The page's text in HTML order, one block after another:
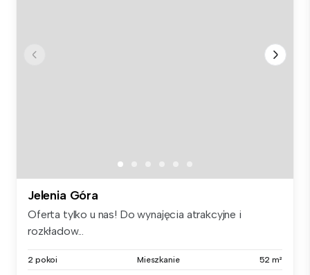
Jelenia Góra
Oferta tylko u nas! Do wynajęcia atrakcyjne i
rozkładow...
2 pokoi Mieszkanie 52 m²